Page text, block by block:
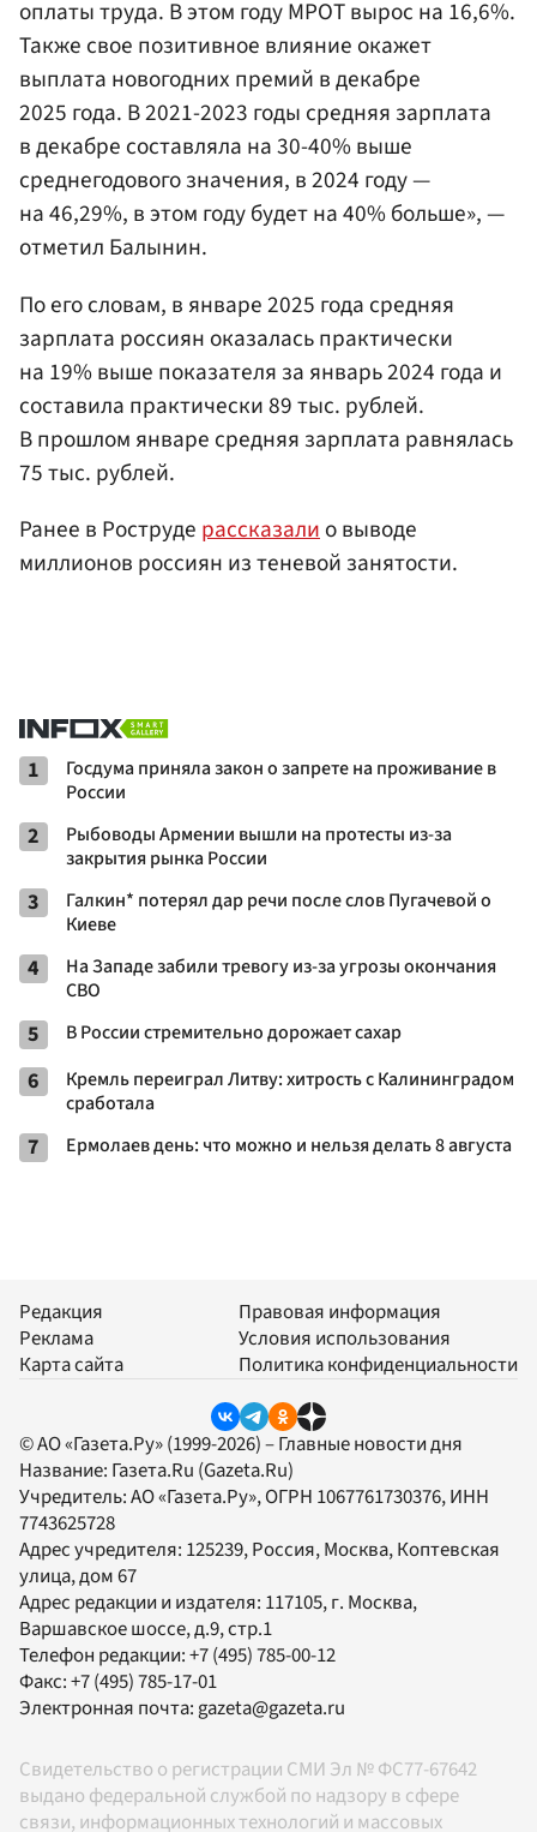
оплаты труда. В этом году МРОТ вырос на 16,6%.
Также свое позитивное влияние окажет
выплата новогодних премий в декабре
2025 года. В 2021-2023 годы средняя зарплата
в декабре составляла на 30-40% выше
среднегодового значения, в 2024 году —
на 46,29%, в этом году будет на 40% больше», —
отметил Балынин.
По его словам, в январе 2025 года средняя
зарплата россиян оказалась практически
на 19% выше показателя за январь 2024 года и
составила практически 89 тыс. рублей.
В прошлом январе средняя зарплата равнялась
75 тыс. рублей.
Ранее в Роструде рассказалио выводе
миллионов россиян из теневой занятости.
1
Госдума приняла закон о запрете на проживание в
России
2
Рыбоводы Армении вышли на протесты из-за
закрытия рынка России
3
Галкин* потерял дар речи после слов Пугачевой о
Киеве
4
На Западе забили тревогу из-за угрозы окончания
СВО
5 В России стремительно дорожает сахар
6
Кремль переиграл Литву: хитрость с Калининградом
сработала
7 Ермолаев день: что можно и нельзя делать 8 августа
Редакция
Реклама
Карта сайта
Правовая информация
Условия использования
Политика конфиденциальности
© АО «Газета.Ру» (1999-2026) – Главные новости дня
Название: Газета.Ru (Gazeta.Ru)
Учредитель:АО «Газета.Ру», ОГРН 1067761730376, ИНН
7743625728
Адрес учредителя: 125239, Россия, Москва, Коптевская
улица, дом 67
Адрес редакции и издателя: 117105, г. Москва,
Варшавское шоссе, д.9, стр.1
Телефон редакции:+7 (495) 785-00-12
Факс:+7 (495) 785-17-01
Электронная почта:gazeta@gazeta.ru
Свидетельство о регистрации СМИ Эл № ФС77-67642
выдано федеральной службой по надзору в сфере
связи, информационных технологий и массовых